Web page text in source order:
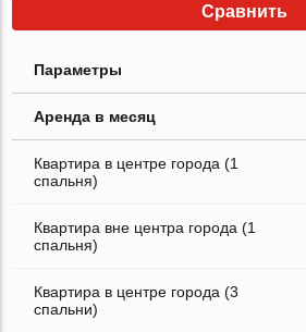
Сравнить
Параметры
Аренда в месяц
Квартира в центре города (1
спальня)
Квартира вне центра города (1
спальня)
Квартира в центре города (3
спальни)